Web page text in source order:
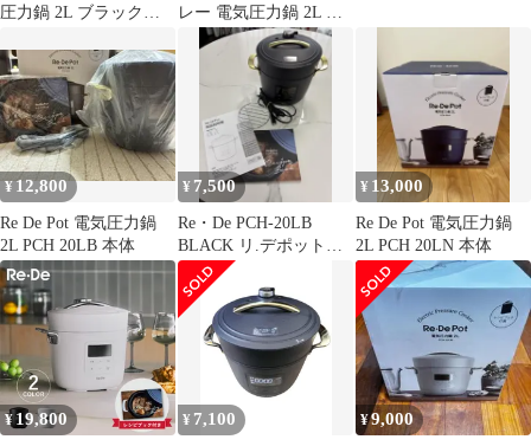
圧力鍋 2L ブラック
レー 電気圧力鍋 2L 限
定色
¥12,800
Re De Pot 電気圧力鍋
2L PCH 20LB 本体
¥ 7,500
Re・De PCH-20LB
BLACK リ.デポット
電気圧力鍋
¥ 13,000
Re De Pot 電気圧力鍋
2L PCH 20LN 本体
¥19,800 ¥ 7,100 ¥9,000